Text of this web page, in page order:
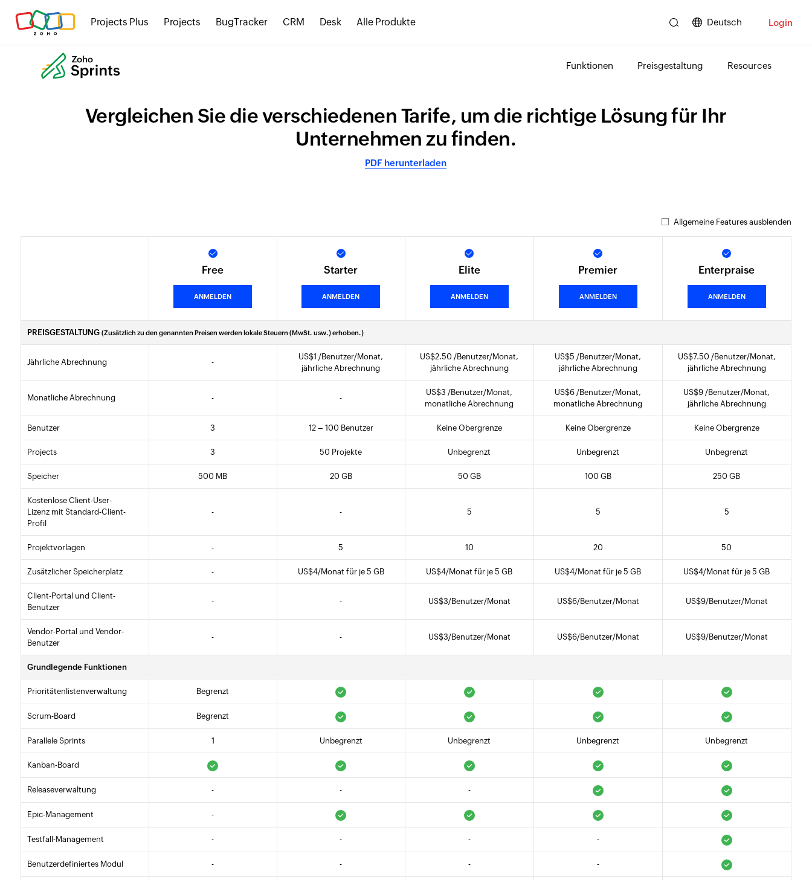
Projects Plus Projects BugTracker CRM Desk Alle Produkte Deutsch Login
Funktionen Preisgestaltung Resources
Vergleichen Sie die verschiedenen Tarife, um die richtige Lösung für Ihr
Unternehmen zu finden.
PDF herunterladen
Allgemeine Features ausblenden
Free
ANMELDEN
Starter
ANMELDEN
Elite
ANMELDEN
Premier
ANMELDEN
Enterpraise
ANMELDEN
PREISGESTALTUNG (Zusätzlich zu den genannten Preisen werden lokale Steuern (MwSt. usw.) erhoben.)
Jährliche Abrechnung -
US$1 /Benutzer/Monat,
jährliche Abrechnung
US$2.50 /Benutzer/Monat,
jährliche Abrechnung
US$5 /Benutzer/Monat,
jährliche Abrechnung
US$7.50 /Benutzer/Monat,
jährliche Abrechnung
Monatliche Abrechnung - -
US$3 /Benutzer/Monat,
monatliche Abrechnung
US$6 /Benutzer/Monat,
monatliche Abrechnung
US$9 /Benutzer/Monat,
jährliche Abrechnung
Benutzer 3 12 – 100 Benutzer Keine Obergrenze Keine Obergrenze Keine Obergrenze
Projects 3 50 Projekte Unbegrenzt Unbegrenzt Unbegrenzt
Speicher 500 MB 20 GB 50 GB 100 GB 250 GB
Kostenlose Client-User-
Lizenz mit Standard-Client-
Profil
- - 5 5 5
Projektvorlagen - 5 10 20 50
Zusätzlicher Speicherplatz - US$4/Monat für je 5 GB US$4/Monat für je 5 GB US$4/Monat für je 5 GB US$4/Monat für je 5 GB
Client-Portal und Client-
Benutzer
- - US$3/Benutzer/Monat US$6/Benutzer/Monat US$9/Benutzer/Monat
Vendor-Portal und Vendor-
Benutzer
- - US$3/Benutzer/Monat US$6/Benutzer/Monat US$9/Benutzer/Monat
Grundlegende Funktionen
Prioritätenlistenverwaltung Begrenzt
Scrum-Board Begrenzt
Parallele Sprints 1 Unbegrenzt Unbegrenzt Unbegrenzt Unbegrenzt
Kanban-Board
Releaseverwaltung - - -
Epic-Management -
Testfall-Management - - - -
Benutzerdefiniertes Modul - - - -